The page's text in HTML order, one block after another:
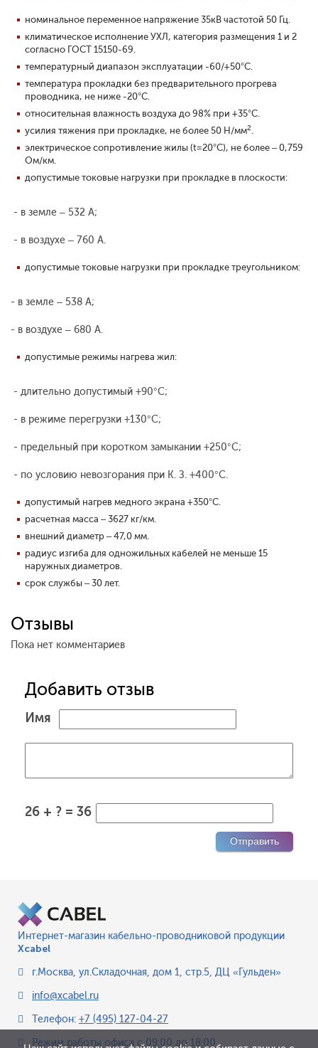
номинальное переменное напряжение 35кВ частотой 50 Гц.
климатическое исполнение УХЛ, категория размещения 1 и 2
согласно ГОСТ 15150-69.
температурный диапазон эксплуатации -60/+50°С.
температура прокладки без предварительного прогрева
проводника, не ниже -20°С.
относительная влажность воздуха до 98% при +35°С.
усилия тяжения при прокладке, не более 50 Н/мм2.
электрическое сопротивление жилы (t=20°С), не более – 0,759
Ом/км.
допустимые токовые нагрузки при прокладке в плоскости:
- в земле – 532 А;
- в воздухе – 760 А.
допустимые токовые нагрузки при прокладке треугольником:
- в земле – 538 А;
- в воздухе – 680 А.
допустимые режимы нагрева жил:
- длительно допустимый +90°С;
- в режиме перегрузки +130°С;
- предельный при коротком замыкании +250°С;
- по условию невозгорания при К. З. +400°С.
допустимый нагрев медного экрана +350°С.
расчетная масса – 3627 кг/км.
внешний диаметр – 47,0 мм.
радиус изгиба для одножильных кабелей не меньше 15
наружных диаметров.
срок службы – 30 лет.
Отзывы
Пока нет комментариев
Добавить отзыв
Имя
26 + ? = 36
Интернет-магазин кабельно-проводниковой продукции
Xcabel
г.Москва, ул.Складочная, дом 1, стр.5, ДЦ «Гульден»
info@xcabel.ru
Телефон: +7 (495) 127-04-27
Режим работы офиса с 09:00 до 18:00